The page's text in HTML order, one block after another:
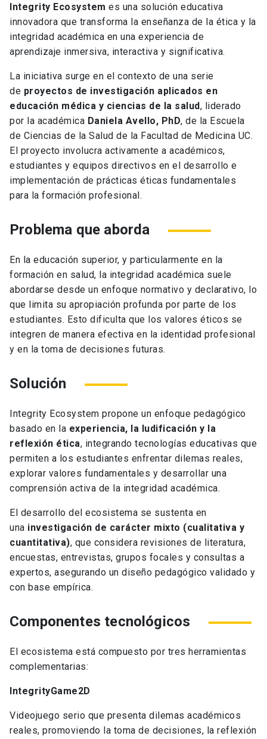
Integrity Ecosystem es una solución educativa
innovadora que transforma la enseñanza de la ética y la
integridad académica en una experiencia de
aprendizaje inmersiva, interactiva y significativa.
La iniciativa surge en el contexto de una serie
de proyectos de investigación aplicados en
educación médica y ciencias de la salud, liderado
por la académica Daniela Avello, PhD, de la Escuela
de Ciencias de la Salud de la Facultad de Medicina UC.
El proyecto involucra activamente a académicos,
estudiantes y equipos directivos en el desarrollo e
implementación de prácticas éticas fundamentales
para la formación profesional.
Problema que aborda
En la educación superior, y particularmente en la
formación en salud, la integridad académica suele
abordarse desde un enfoque normativo y declarativo, lo
que limita su apropiación profunda por parte de los
estudiantes. Esto dificulta que los valores éticos se
integren de manera efectiva en la identidad profesional
y en la toma de decisiones futuras.
Solución
Integrity Ecosystem propone un enfoque pedagógico
basado en la experiencia, la ludificación y la
reflexión ética, integrando tecnologías educativas que
permiten a los estudiantes enfrentar dilemas reales,
explorar valores fundamentales y desarrollar una
comprensión activa de la integridad académica.
El desarrollo del ecosistema se sustenta en
una investigación de carácter mixto (cualitativa y
cuantitativa), que considera revisiones de literatura,
encuestas, entrevistas, grupos focales y consultas a
expertos, asegurando un diseño pedagógico validado y
con base empírica.
Componentes tecnológicos
El ecosistema está compuesto por tres herramientas
complementarias:
IntegrityGame2D
Videojuego serio que presenta dilemas académicos
reales, promoviendo la toma de decisiones, la reflexión